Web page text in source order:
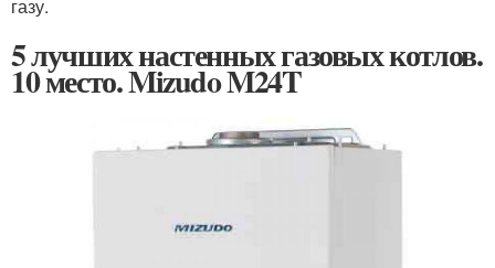
газу.
5 лучших настенных газовых котлов.
10 место. Mizudo M24T